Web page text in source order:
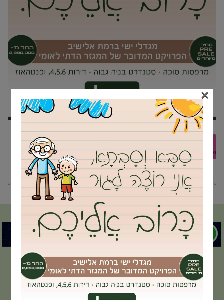
אמצעי תשלום דיגיטליים הרפורמה להוזלת מענק עבודה
עידוד
נסיעה
שלטון מקומי תקציב המדינה
« פוסט קודם פוסט הבא »
×